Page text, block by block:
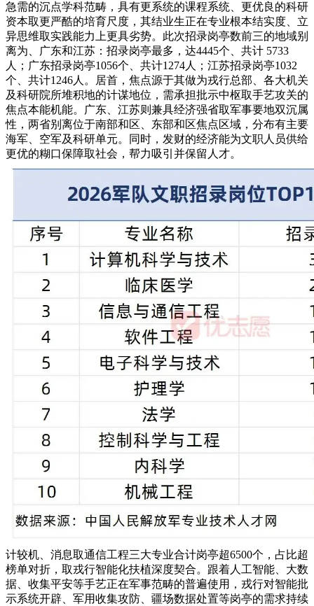
急需的沉点学科范畴，具有更系统的课程系统、更优良的科研
资本取更严酷的培育尺度，其结业生正在专业根本结实度、立
异思维取实践能力上更具劣势。此次招录岗亭数前三的地域别
离为、广东和江苏：招录岗亭最多，达4445个、共计 5733
人；广东招录岗亭1056个、共计1274人；江苏招录岗亭1032
个、共计1246人。居首，焦点源于其做为戎行总部、各大机关
及科研院所堆积地的计谋地位，需承担批示中枢取手艺攻关的
焦点本能机能。广东、江苏则兼具经济强省取军事要地双沉属
性，两省别离位于南部和区、东部和区焦点区域，分布有主要
海军、空军及科研单元。同时，发财的经济能为文职人员供给
更优的糊口保障取社会，帮力吸引并保留人才。
计较机、消息取通信工程三大专业合计岗亭超6500个，占比超
榜单对折，取戎行智能化扶植深度契合。跟着人工智能、大数
据、收集平安等手艺正在军事范畴的普遍使用，戎行对智能批
示系统开辟、军用收集攻防、疆场数据处置等岗亭的需求持续